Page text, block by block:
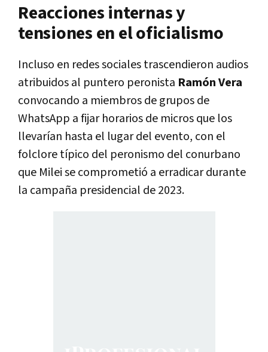
Reacciones internas y
tensiones en el oficialismo
Incluso en redes sociales trascendieron audios
atribuidos al puntero peronista Ramón Vera
convocando a miembros de grupos de
WhatsApp a fijar horarios de micros que los
llevarían hasta el lugar del evento, con el
folclore típico del peronismo del conurbano
que Milei se comprometió a erradicar durante
la campaña presidencial de 2023.